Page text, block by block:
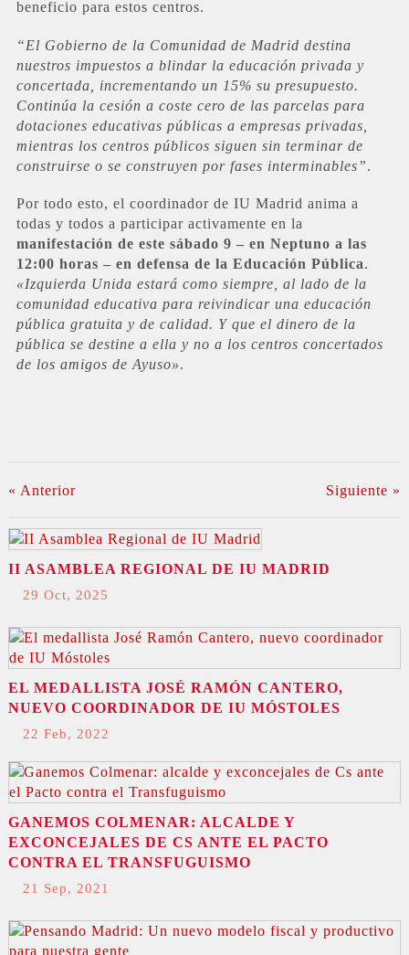
beneficio para estos centros.
“El Gobierno de la Comunidad de Madrid destina
nuestros impuestos a blindar la educación privada y
concertada, incrementando un 15% su presupuesto.
Continúa la cesión a coste cero de las parcelas para
dotaciones educativas públicas a empresas privadas,
mientras los centros públicos siguen sin terminar de
construirse o se construyen por fases interminables”.
Por todo esto, el coordinador de IU Madrid anima a
todas y todos a participar activamente en la
manifestación de este sábado 9 – en Neptuno a las
12:00 horas – en defensa de la Educación Pública.
«Izquierda Unida estará como siempre, al lado de la
comunidad educativa para reivindicar una educación
pública gratuita y de calidad. Y que el dinero de la
pública se destine a ella y no a los centros concertados
de los amigos de Ayuso».
« Anterior Siguiente »
II ASAMBLEA REGIONAL DE IU MADRID
29 Oct, 2025
EL MEDALLISTA JOSÉ RAMÓN CANTERO,
NUEVO COORDINADOR DE IU MÓSTOLES
22 Feb, 2022
GANEMOS COLMENAR: ALCALDE Y
EXCONCEJALES DE CS ANTE EL PACTO
CONTRA EL TRANSFUGUISMO
21 Sep, 2021